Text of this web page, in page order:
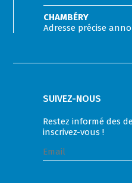
CHAMBÉRY
Adresse précise
SUIVEZ-NOUS
Restez informé des
inscrivez-vous !